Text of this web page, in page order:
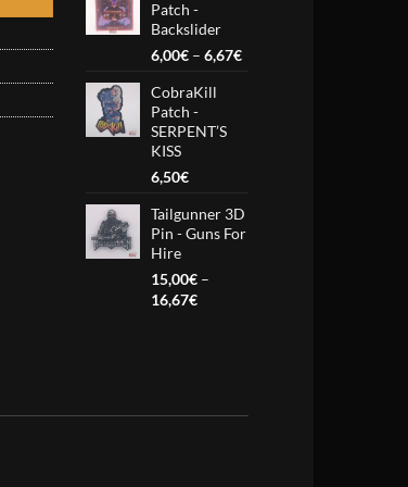
Patch -
Backslider
6,00€ – 6,67€Price
CobraKill
Patch -
SERPENT’S
KISS
6,50€
Tailgunner 3D
Pin - Guns For
Hire
15,00€ –
16,67€Price